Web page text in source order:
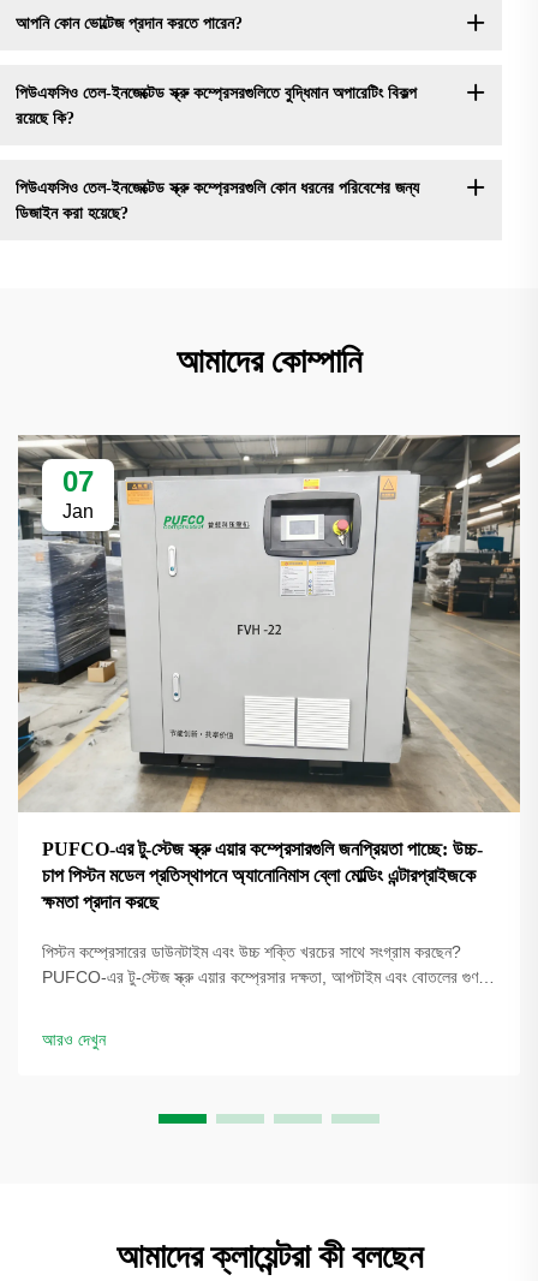
আপনি কোন ভোল্টেজ প্রদান করতে পারেন?
পিউএফসিও তেল-ইনজেক্টেড স্ক্রু কম্প্রেসরগুলিতে বুদ্ধিমান অপারেটিং বিকল্প
রয়েছে কি?
পিউএফসিও তেল-ইনজেক্টেড স্ক্রু কম্প্রেসরগুলি কোন ধরনের পরিবেশের জন্য
ডিজাইন করা হয়েছে?
আমাদের কোম্পানি
07
Jan
PUFCO-এর টু-স্টেজ স্ক্রু এয়ার কম্প্রেসারগুলি জনপ্রিয়তা পাচ্ছে: উচ্চ-
চাপ পিস্টন মডেল প্রতিস্থাপনে অ্যানোনিমাস ব্লো মোল্ডিং এন্টারপ্রাইজকে
ক্ষমতা প্রদান করছে
পিস্টন কম্প্রেসারের ডাউনটাইম এবং উচ্চ শক্তি খরচের সাথে সংগ্রাম করছেন?
PUFCO-এর টু-স্টেজ স্ক্রু এয়ার কম্প্রেসার দক্ষতা, আপটাইম এবং বোতলের গুণমান
আরও দেখুন
আমাদের ক্লায়েন্টরা কী বলছেন